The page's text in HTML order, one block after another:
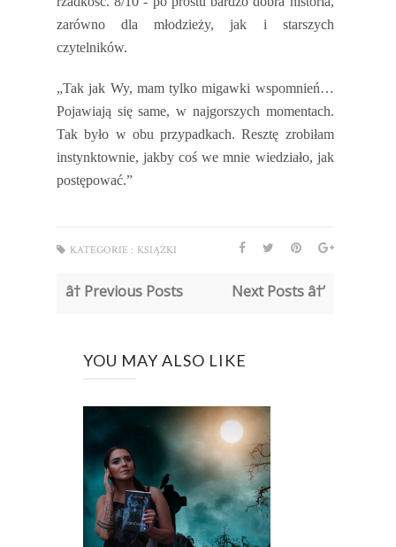
zarówno dla młodzieży, jak i starszych
czytelników.
„Tak jak Wy, mam tylko migawki wspomnień…
Pojawiają się same, w najgorszych momentach.
Tak było w obu przypadkach. Resztę zrobiłam
instynktownie, jakby coś we mnie wiedziało, jak
postępować.”
KATEGORIE : KSIĄŻKI
â† Previous Posts Next Posts â†’
YOU MAY ALSO LIKE